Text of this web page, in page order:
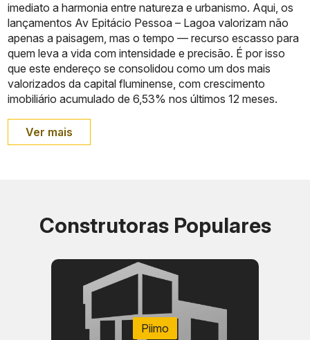
imediato a harmonia entre natureza e urbanismo. Aqui, os
lançamentos Av Epitácio Pessoa – Lagoa valorizam não
apenas a paisagem, mas o tempo — recurso escasso para
quem leva a vida com intensidade e precisão. É por isso
que este endereço se consolidou como um dos mais
valorizados da capital fluminense, com crescimento
imobiliário acumulado de 6,53% nos últimos 12 meses.
Ver mais
Construtoras Populares
Piimo